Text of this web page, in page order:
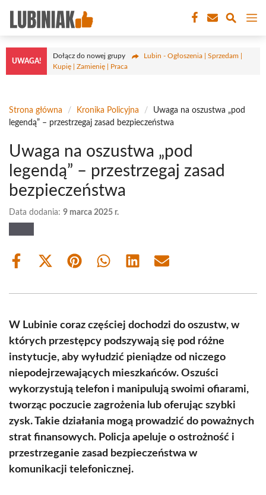
treści
UWAGA!
Dołącz do nowej grupy
Lubin - Ogłoszenia | Sprzedam |
Kupię | Zamienię | Praca
Strona główna / Kronika Policyjna /
Uwaga na oszustwa „pod
legendą” – przestrzegaj zasad bezpieczeństwa
Uwaga na oszustwa „pod
legendą” – przestrzegaj zasad
bezpieczeństwa
Data dodania: 9 marca 2025 r.
Share
Share
(Twitter)
Share Share Share Share
W Lubinie coraz częściej dochodzi do oszustw, w
których przestępcy podszywają się pod różne
instytucje, aby wyłudzić pieniądze od niczego
niepodejrzewających mieszkańców. Oszuści
wykorzystują telefon i manipulują swoimi ofiarami,
tworząc poczucie zagrożenia lub oferując szybki
zysk. Takie działania mogą prowadzić do poważnych
strat finansowych. Policja apeluje o ostrożność i
przestrzeganie zasad bezpieczeństwa w
komunikacji telefonicznej.